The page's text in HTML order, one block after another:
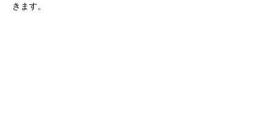
きます。